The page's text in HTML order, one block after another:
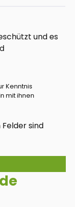
und es
Kenntnis
mit ihnen
sind